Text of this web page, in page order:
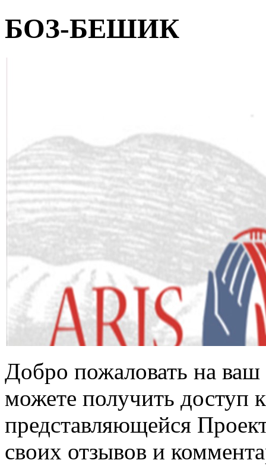
БОЗ-БЕШИК
Добро пожаловать на
можете получить доступ
представляющейся
своих отзывов и